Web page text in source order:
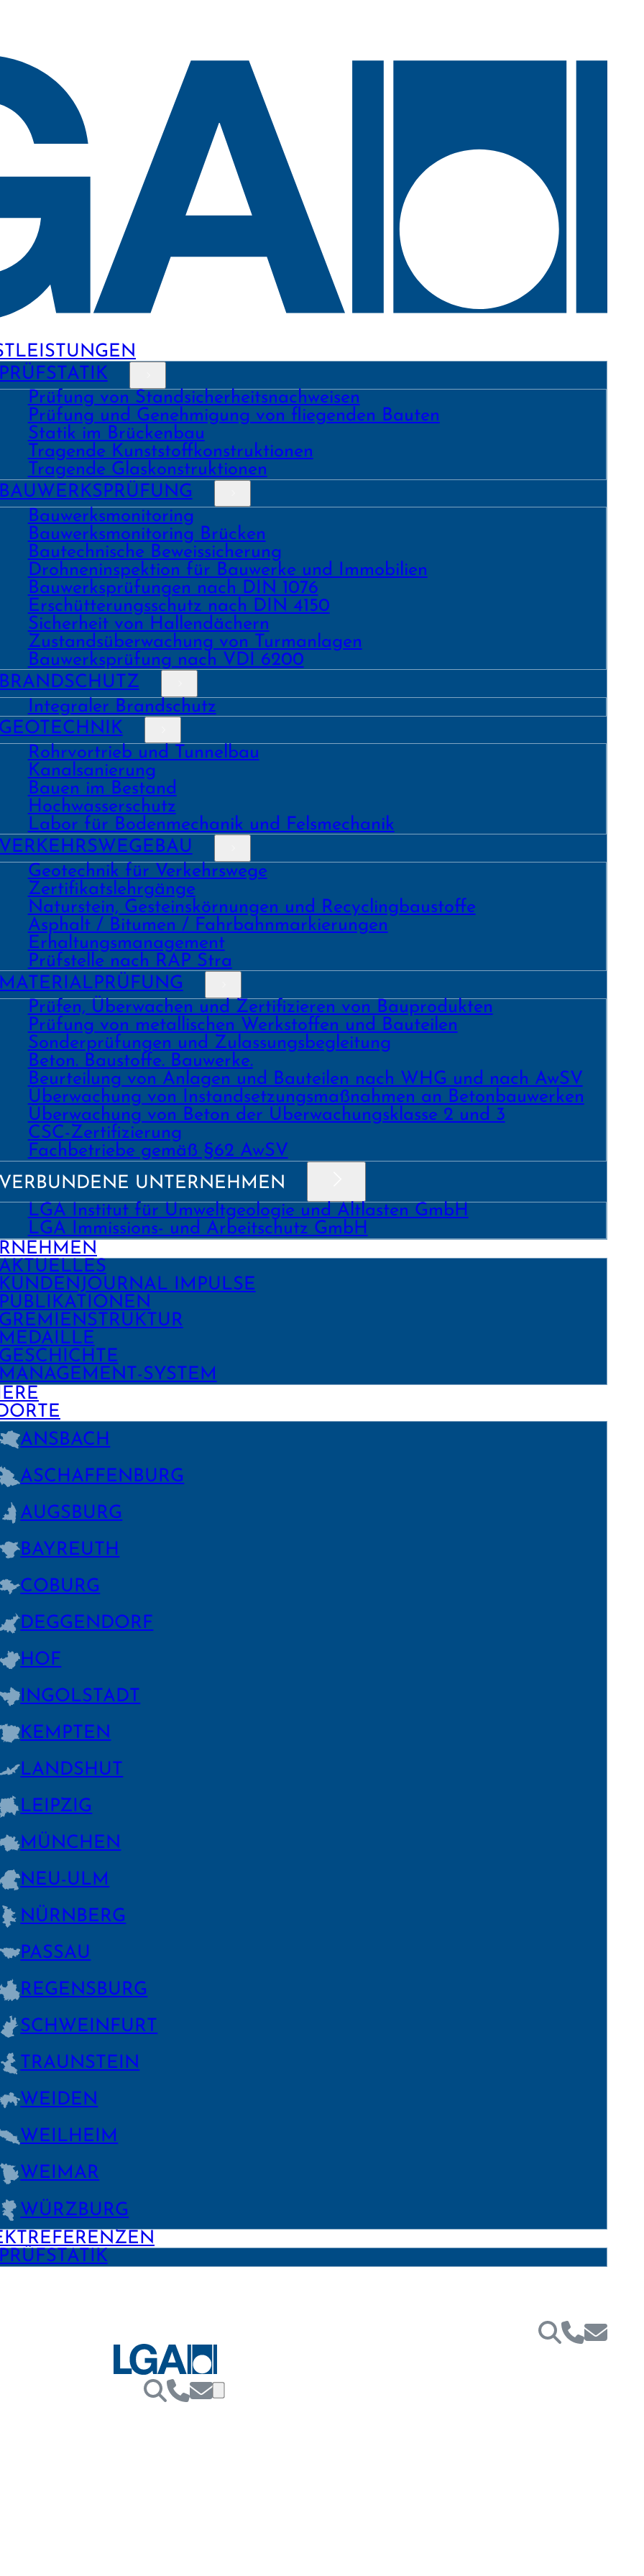
Prüfung von Stand­sicher­heits­nach­weisen
Prüfung und Geneh­migung von fliegenden Bauten
Statik im Brückenbau
Tragende Kunst­stoff­konstruk­tionen
Tragende Glas­konstruk­tionen
Bauwerks­monitoring
Bauwerks­monitoring Brücken
Bau­tech­nische Beweis­sicherung
Drohnen­inspektion für Bauwerke und Immobilien
Bau­werks­prüfungen nach DIN 1076
Erschüt­terungs­schutz nach DIN 4150
Sicher­heit von Hallen­dächern
Zustands­überwachung von Turm­anlagen
Bauwerks­prüfung nach VDI 6200
Integraler Brandschutz
Rohrvortrieb und Tunnelbau
Kanal­sanierung
Bauen im Bestand
Hochwasser­schutz
Labor für Boden­mechanik und Fels­mechanik
Geo­technik für Verkehrs­wege
Zertifikats­lehrgänge
Natur­stein, Gesteins­kör­nungen und Recycling­baustoffe
Asphalt / Bitumen / Fahrbahnmarkierungen
Erhaltungs­manage­ment
Prüf­stelle nach RAP Stra
Prüfen, Überwachen und Zertifizieren von Bauprodukten
Prüfung von metallischen Werk­stoffen und Bau­teilen
Sonder­prüfungen und Zulassungs­begleitung
Beton. Bau­stoffe. Bau­werke.
Beurtei­lung von Anlagen und Bau­teilen nach WHG und nach AwSV
Über­wachung von Instand­setzungs­maß­nahmen an Beton­bau­werken
Über­wachung von Beton der Über­wachungs­klasse 2 und 3
CSC-Zertifizierung
Fach­­betriebe gemäß §62 AwSV
UNTERNEHMEN
LGA Institut für Umweltgeologie und Altlasten GmbH
LGA Immissions- und Arbeitschutz GmbH
IMPULSE
SYSTEM
ANSBACH
ASCHAFFEN­BURG
AUGSBURG
BAYREUTH
COBURG
DEGGEN­DORF
HOF
INGOLSTADT
KEMPTEN
LANDSHUT
LEIPZIG
MÜNCHEN
NEU-ULM
NÜRNBERG
PASSAU
REGENS­BURG
SCHWEIN­FURT
TRAUNSTEIN
WEIDEN
WEILHEIM
WEIMAR
WÜRZBURG